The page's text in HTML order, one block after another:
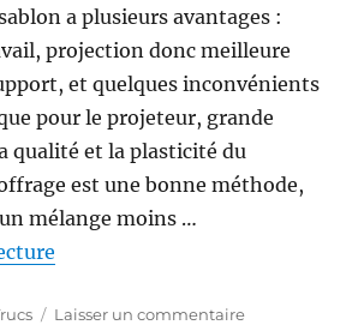
a plusieurs avantages :
projection donc meilleure
et quelques inconvénients
pour le projeteur, grande
qualité et la plasticité du
est une bonne méthode,
mélange moins …
Laisser un commentairesur